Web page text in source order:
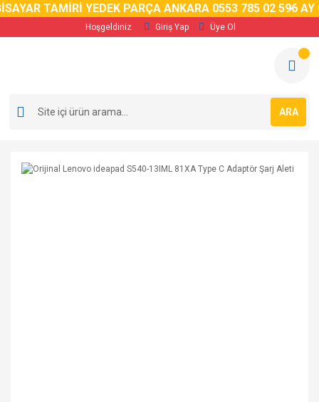
TAMİRİ YEDEK PARÇA ANKARA 0553 785 02 596 AY
Hoşgeldiniz Giriş Yap Üye Ol
ARA